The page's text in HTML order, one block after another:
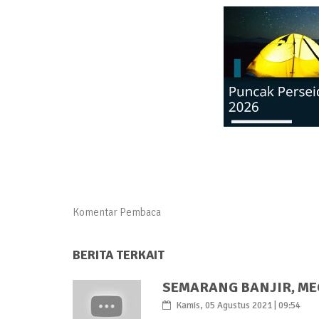
Komentar Pembaca
BERITA TERKAIT
SEMARANG BANJIR,
Kamis, 05 Agustus 2021 | 09:54